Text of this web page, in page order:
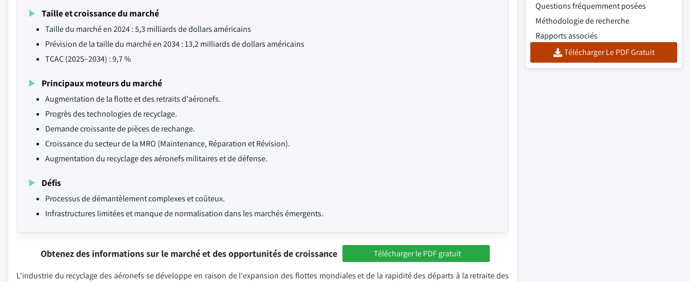
Taille et croissance du marché
Taille du marché en 2024 : 5,3 milliards de dollars américains
Prévision de la taille du marché en 2034 : 13,2 milliards de dollars américains
TCAC (2025–2034) : 9,7 %
Principaux moteurs du marché
Augmentation de la flotte et des retraits d'aéronefs.
Progrès des technologies de recyclage.
Demande croissante de pièces de rechange.
Croissance du secteur de la MRO (Maintenance, Réparation et Révision).
Augmentation du recyclage des aéronefs militaires et de défense.
Défis
Processus de démantèlement complexes et coûteux.
Infrastructures limitées et manque de normalisation dans les marchés émergents.
Obtenez des informations sur le marché et des opportunités de croissance Télécharger le PDF gratuit
L'industrie du recyclage des aéronefs se développe en raison de l'expansion des flottes mondiales et de la rapidité des départs à la retraite des
Questions fréquemment posées
Méthodologie de recherche
Rapports associés
Télécharger Le PDF Gratuit